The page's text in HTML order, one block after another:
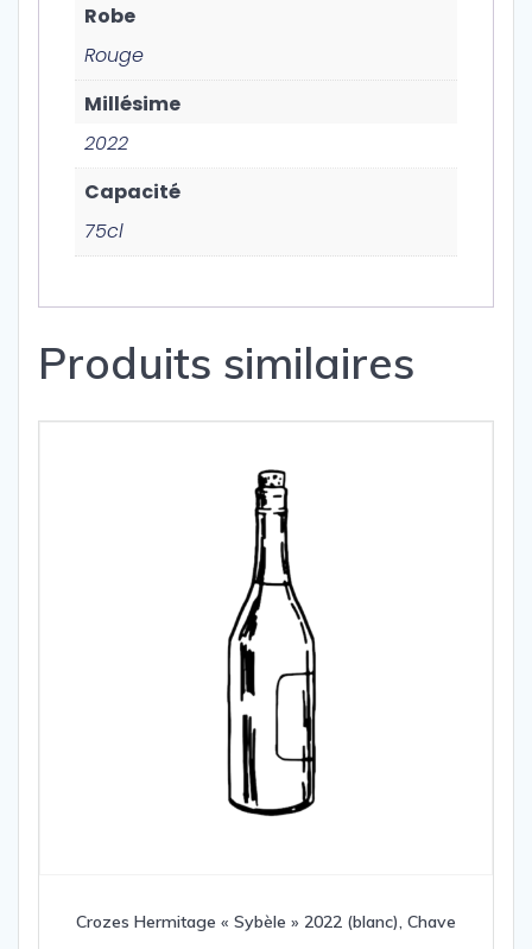
Robe
Rouge
Millésime
2022
Capacité
75cl
Produits similaires
Crozes Hermitage « Sybèle » 2022 (blanc), Chave